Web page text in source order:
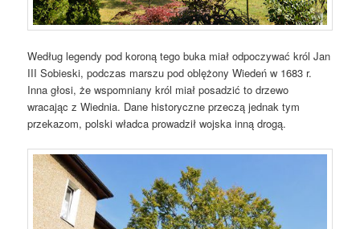
Według legendy pod koroną tego buka miał odpoczywać król Jan
III Sobieski, podczas marszu pod oblężony Wiedeń w 1683 r.
Inna głosi, że wspomniany król miał posadzić to drzewo
wracając z Wiednia. Dane historyczne przeczą jednak tym
przekazom, polski władca prowadził wojska inną drogą.